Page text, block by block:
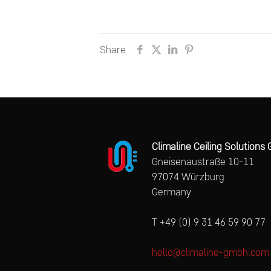
Share
Climaline Ceiling Solutions
Gneisenaustraße 10-11
97074 Würzburg
Germany
T +49 (0) 9 31 46 59 90 77
hello@climaline-gmbh.com